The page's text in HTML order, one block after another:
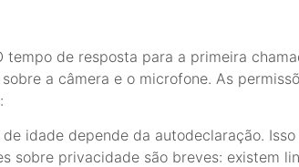
tempo de resposta para a primeira
a câmera e o microfone. As
idade depende da autodeclaração.
sobre privacidade são breves: existem